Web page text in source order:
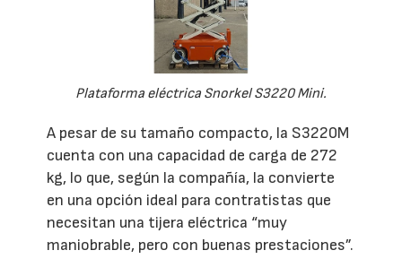
Plataforma eléctrica Snorkel S3220 Mini.
A pesar de su tamaño compacto, la S3220M
cuenta con una capacidad de carga de 272
kg, lo que, según la compañía, la convierte
en una opción ideal para contratistas que
necesitan una tijera eléctrica “muy
maniobrable, pero con buenas prestaciones”.